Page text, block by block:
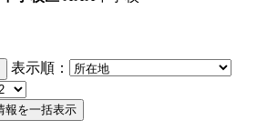
表示順：